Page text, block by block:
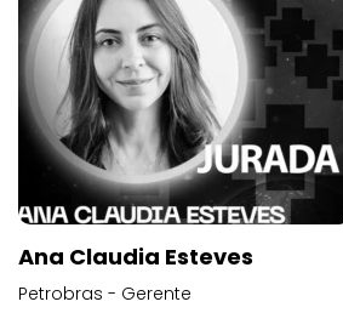
Ana Claudia Esteves
Petrobras - Gerente